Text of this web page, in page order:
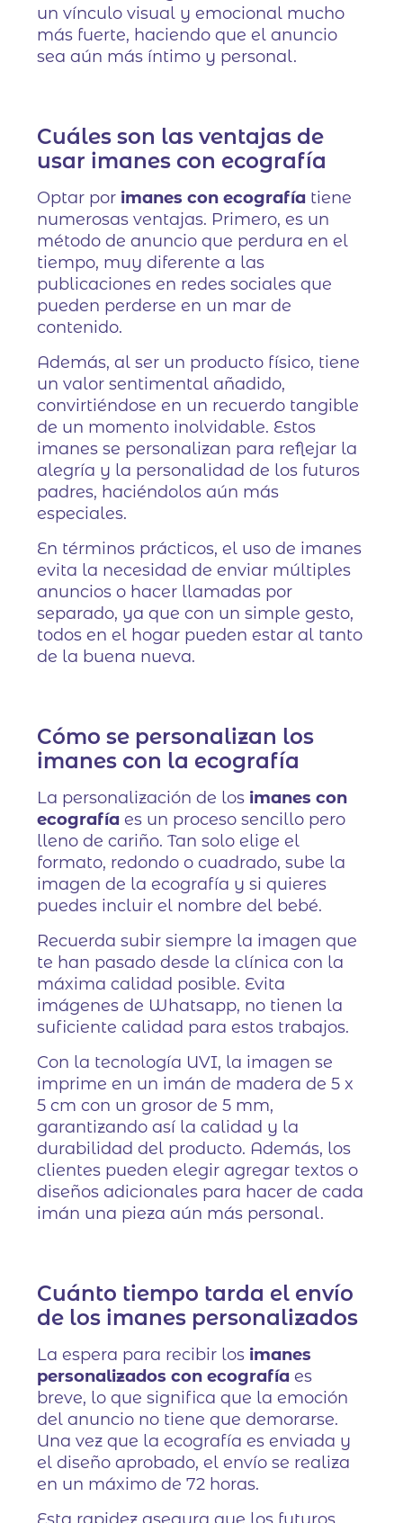
un vínculo visual y emocional mucho
más fuerte, haciendo que el anuncio
sea aún más íntimo y personal.
Cuáles son las ventajas de
usar imanes con ecografía
Optar por imanes con ecografía tiene
numerosas ventajas. Primero, es un
método de anuncio que perdura en el
tiempo, muy diferente a las
publicaciones en redes sociales que
pueden perderse en un mar de
contenido.
Además, al ser un producto físico, tiene
un valor sentimental añadido,
convirtiéndose en un recuerdo tangible
de un momento inolvidable. Estos
imanes se personalizan para reflejar la
alegría y la personalidad de los futuros
padres, haciéndolos aún más
especiales.
En términos prácticos, el uso de imanes
evita la necesidad de enviar múltiples
anuncios o hacer llamadas por
separado, ya que con un simple gesto,
todos en el hogar pueden estar al tanto
de la buena nueva.
Cómo se personalizan los
imanes con la ecografía
La personalización de los imanes con
ecografía es un proceso sencillo pero
lleno de cariño. Tan solo elige el
formato, redondo o cuadrado, sube la
imagen de la ecografía y si quieres
puedes incluir el nombre del bebé.
Recuerda subir siempre la imagen que
te han pasado desde la clínica con la
máxima calidad posible. Evita
imágenes de Whatsapp, no tienen la
suficiente calidad para estos trabajos.
Con la tecnología UVI, la imagen se
imprime en un imán de madera de 5 x
5 cm con un grosor de 5 mm,
garantizando así la calidad y la
durabilidad del producto. Además, los
clientes pueden elegir agregar textos o
diseños adicionales para hacer de cada
imán una pieza aún más personal.
Cuánto tiempo tarda el envío
de los imanes personalizados
La espera para recibir los imanes
personalizados con ecografía es
breve, lo que significa que la emoción
del anuncio no tiene que demorarse.
Una vez que la ecografía es enviada y
el diseño aprobado, el envío se realiza
en un máximo de 72 horas.